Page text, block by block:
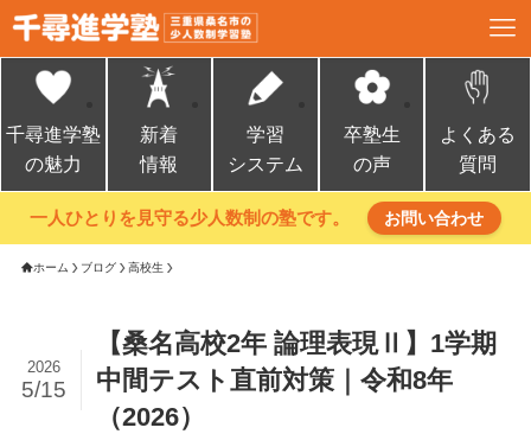
千尋進学塾
の魅力
新着
情報
学習
システム
卒塾生
の声
よくある
質問
一人ひとりを見守る少人数制の塾です。 お問い合わせ
ホーム ブログ 高校生
【桑名高校2年 論理表現Ⅱ】1学期
中間テスト直前対策｜令和8年
（2026）
2026
5/15